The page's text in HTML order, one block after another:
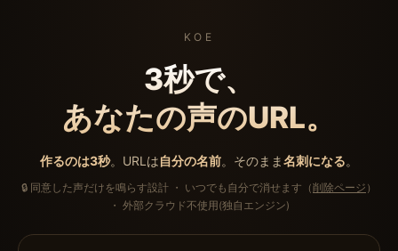
KOE
3秒で、
あなたの声のURL。
作るのは3秒。URLは自分の名前。そのまま名刺になる。
🔒 同意した声だけを鳴らす設計 ・ いつでも自分で消せます（削除ページ ）
・ 外部クラウド不使用(独自エンジン)